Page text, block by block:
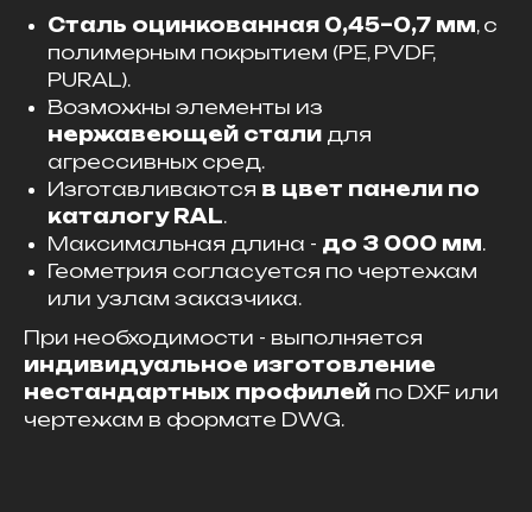
Сталь оцинкованная 0,45–0,7 мм, с
полимерным покрытием (PE, PVDF,
PURAL).
Возможны элементы из
нержавеющей стали для
агрессивных сред.
Изготавливаются в цвет панели по
каталогу RAL.
Максимальная длина - до 3 000 мм.
Геометрия согласуется по чертежам
или узлам заказчика.
При необходимости - выполняется
индивидуальное изготовление
нестандартных профилей по DXF или
чертежам в формате DWG.